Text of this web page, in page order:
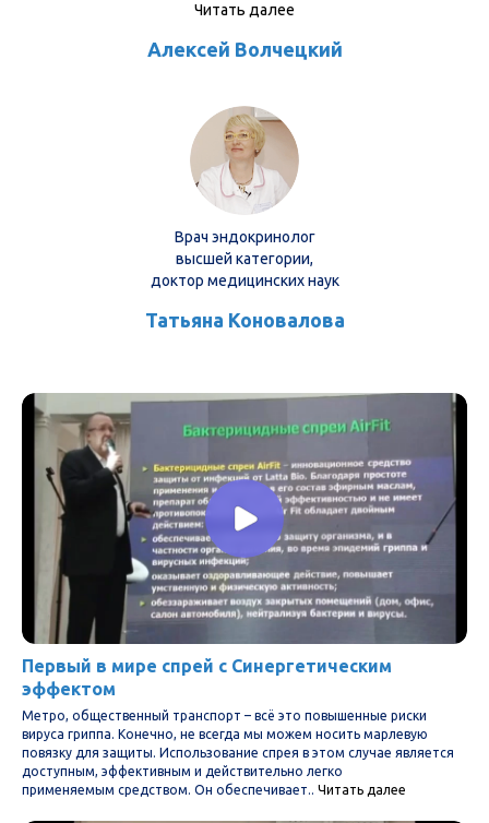
Читать далее
Алексей Волчецкий
Врач эндокринолог
высшей категории,
доктор медицинских наук
Татьяна Коновалова
Первый в мире спрей с Синергетическим
эффектом
Метро, общественный транспорт – всё это повышенные риски
вируса гриппа. Конечно, не всегда мы можем носить марлевую
повязку для защиты. Использование спрея в этом случае является
доступным, эффективным и действительно легко
применяемым средством. Он обеспечивает.. Читать далее